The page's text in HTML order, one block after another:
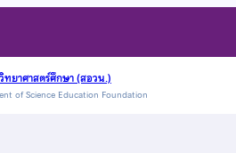
ยาศาสตร์ศึกษา (สอวน.)
of Science Education Foundation